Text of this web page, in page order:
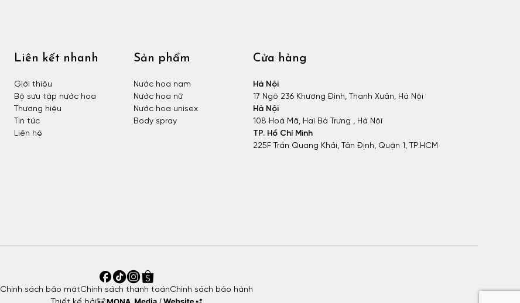
Liên kết nhanh
Giới thiệu
Bộ sưu tập nước hoa
Thương hiệu
Tin tức
Liên hệ
Sản phẩm
Nước hoa nam
Nước hoa nữ
Nước hoa unisex
Body spray
Cửa hàng
Hà Nội
17 Ngõ 236 Khương Đình, Thanh Xuân, Hà Nội
Hà Nội
108 Hoà Mã, Hai Bà Trưng , Hà Nội
TP. Hồ Chí Minh
225F Trần Quang Khải, Tân Định, Quận 1, TP.HCM
Chính sách bảo mậtChính sách thanh toánChính sách bảo hành